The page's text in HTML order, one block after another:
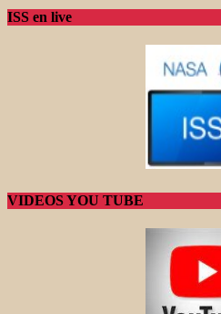
ISS en live
VIDEOS YOU TUBE